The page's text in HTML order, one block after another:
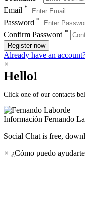
Email *
Password *
Confirm Password *
Register now
Already have an account?
×
Hello!
Click one of our contacts
Información Fernando
Social Chat is free,
× ¿Cómo puedo